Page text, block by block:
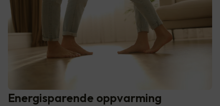
Energisparende oppvarming